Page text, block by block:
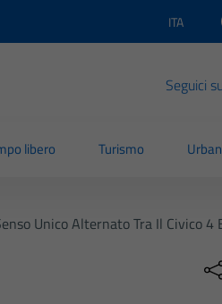
Lingua
ITA
Seguici
libero Turismo
Unico Alternato Tra Il Civico 4